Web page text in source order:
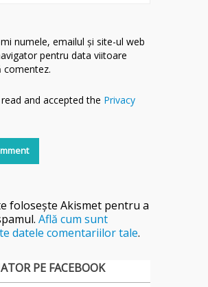
numele, emailul și site-ul web
pentru data viitoare
comentez.
and accepted the Privacy
folosește Akismet pentru a
Află cum sunt
datele comentariilor tale.
PE FACEBOOK